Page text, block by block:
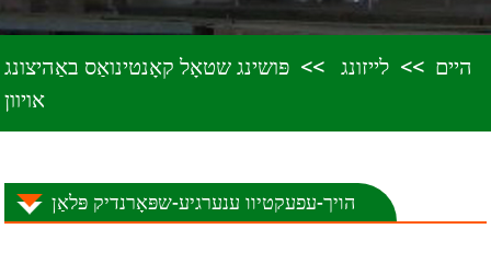
היים לייזונג
פּושינג שטאָל קאָנטינואַס באַהיצונג
אויוון
הויך-עפעקטיוו ענערגיע-שפּאָרנדיק פּלאַן